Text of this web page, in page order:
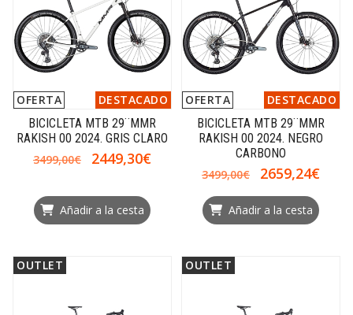
OFERTA DESTACADO
BICICLETA MTB 29¨MMR
RAKISH 00 2024. GRIS CLARO
3499,00€
2449,30€
Añadir a la cesta
OFERTA DESTACADO
BICICLETA MTB 29¨MMR
RAKISH 00 2024. NEGRO
CARBONO
3499,00€
2659,24€
Añadir a la cesta
OUTLET OUTLET